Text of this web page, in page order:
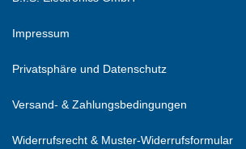
Impressum
Privatsphäre und Datenschutz
Versand- & Zahlungsbedingungen
Widerrufsrecht & Muster-Widerrufsformular